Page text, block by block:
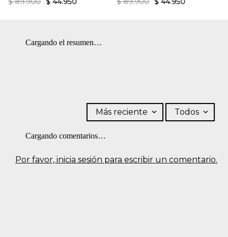
Cargando el resumen…
Por favor, inicia sesión para escribir un comentario.
Más reciente Todos
Cargando comentarios…